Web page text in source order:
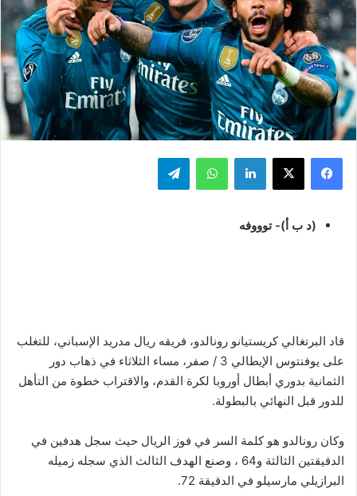
فيسبوك ‫X لينكدإن واتساب تيلقرام
(د ب أ)- توووفه
قاد البرتغالي كريستيانو رونالدو، فريقه ريال مدريد الإسباني، للتغلب
على يوفنتوس الإيطالي 3 / صفر، مساء الثلاثاء في ذهاب دور
الثمانية بدوري أبطال أوروبا لكرة القدم، والاقتراب خطوة من التأهل
للدور قبل النهائي بالبطولة.
وكان رونالدو هو كلمة السر في فوز الريال حيث سجل هدفين في
الدقيقتين الثالثة و64 ، وصنع الهدف الثالث الذي سجله زميله
البرازيلي مارسيلو في الدقيقة 72.